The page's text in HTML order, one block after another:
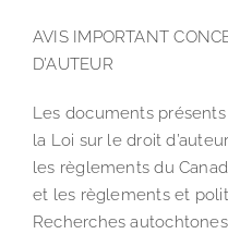
AVIS IMPORTANT
D’AUTEUR
Les documents
la Loi sur le droit
les règlements du
et les règlements et
Recherches